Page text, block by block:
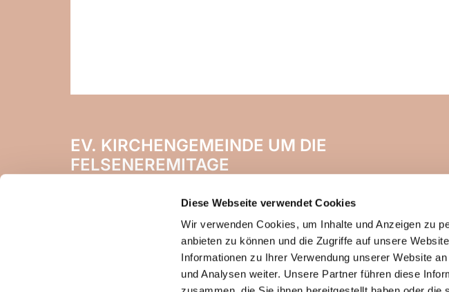
Diese Webseite verwendet Cookies
Wir verwenden Cookies, um Inhalte und Anzeigen zu
anbieten zu können und die Zugriffe auf unsere
Informationen zu Ihrer Verwendung unserer Website
und Analysen weiter. Unsere Partner führen diese
EV. KIRCHENGEMEINDE UM DIE
FELSENEREMITAGE